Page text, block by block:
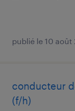
publié le 10 août
conducteur
(f/h)